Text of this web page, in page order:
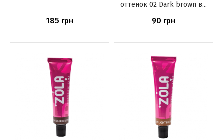
185 грн
оттенок 02 Dark brown в...
90 грн